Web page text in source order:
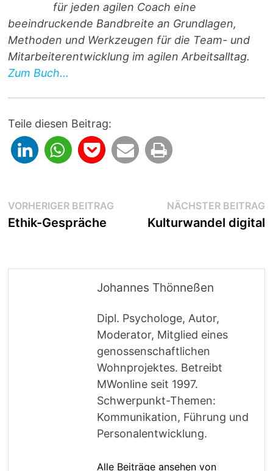
für jeden agilen Coach eine
beeindruckende Bandbreite an Grundlagen,
Methoden und Werkzeugen für die Team- und
Mitarbeiterentwicklung im agilen Arbeitsalltag.
Zum Buch...
Teile diesen Beitrag:
Beitragsnavigation
VORHERIGER BEITRAG Vorheriger
Beitrag:
Ethik-Gespräche
NÄCHSTER BEITRAG
Kulturwandel digital
Johannes Thönneßen
Dipl. Psychologe, Autor,
Moderator, Mitglied eines
genossenschaftlichen
Wohnprojektes. Betreibt
MWonline seit 1997.
Schwerpunkt-Themen:
Kommunikation, Führung und
Personalentwicklung.
Alle Beiträge ansehen von